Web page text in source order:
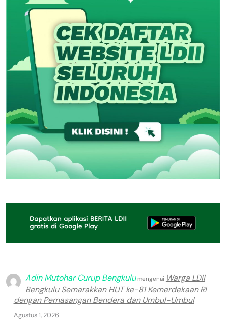
Adin Mutohar Curup Bengkulumengenai Warga LDII
Bengkulu Semarakkan HUT ke-81 Kemerdekaan RI
dengan Pemasangan Bendera dan Umbul-Umbul
Agustus 1, 2026